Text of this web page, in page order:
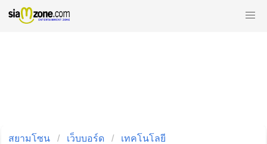
สยามโซน เว็บบอร์ด เทคโนโลยี